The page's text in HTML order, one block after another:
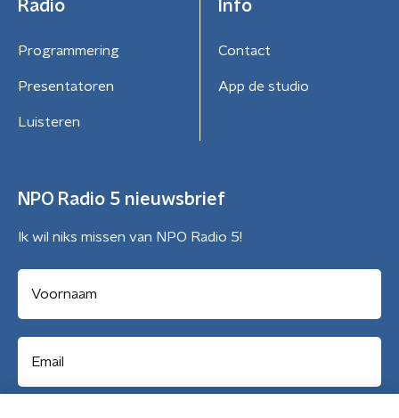
Radio
Programmering
Presentatoren
Luisteren
Info
Contact
App de studio
NPO Radio 5 nieuwsbrief
Ik wil niks missen van NPO Radio 5!